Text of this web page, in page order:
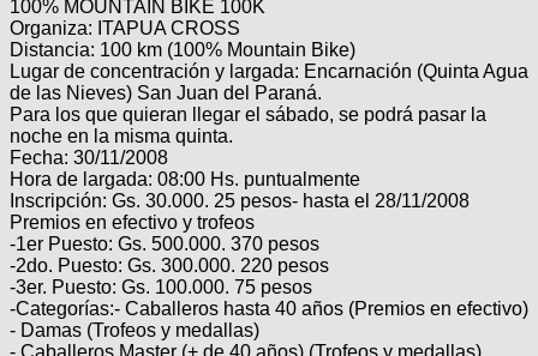
Mecánica
SUBÍ
tu
foto
Galeria
XC
Bicicletas
Viajes
Descenso
Dirt
Avisos
Ventas
SUBÍ
tu
aviso
Buscar
Ultimos
Fotos
Bicicleterías
Bicicletas
Bicicletas
Tandem
Freerider
Videos
Cicloturismo
Salidas
Usuarios
100% MOUNTAIN BIKE 100K
Organiza: ITAPUA CROSS
Distancia: 100 km (100% Mountain Bike)
Lugar de concentración y largada: Encarnación (Quinta Agua
de las Nieves) San Juan del Paraná.
Para los que quieran llegar el sábado, se podrá pasar la
noche en la misma quinta.
Fecha: 30/11/2008
Hora de largada: 08:00 Hs. puntualmente
Inscripción: Gs. 30.000. 25 pesos- hasta el 28/11/2008
Premios en efectivo y trofeos
-1er Puesto: Gs. 500.000. 370 pesos
-2do. Puesto: Gs. 300.000. 220 pesos
-3er. Puesto: Gs. 100.000. 75 pesos
-Categorías:- Caballeros hasta 40 años (Premios en efectivo)
- Damas (Trofeos y medallas)
- Caballeros Master (+ de 40 años) (Trofeos y medallas)